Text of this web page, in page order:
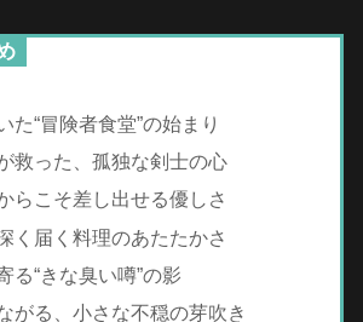
た“冒険者食堂”の始まり
救った、孤独な剣士の心
らこそ差し出せる優しさ
く届く料理のあたたかさ
る“きな臭い噂”の影
がる、小さな不穏の芽吹き